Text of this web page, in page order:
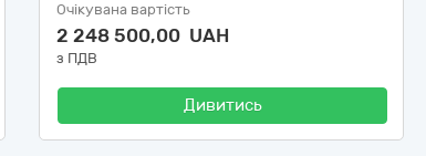
Очікувана вартість
2 248 500,00 UAH
з ПДВ
Дивитись